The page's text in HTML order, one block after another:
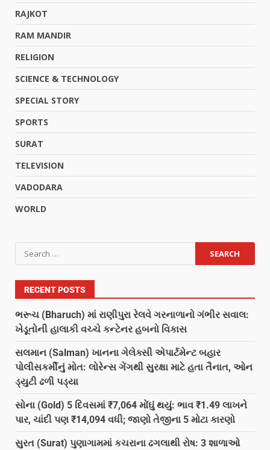
RAJKOT
RAM MANDIR
RELIGION
SCIENCE & TECHNOLOGY
SPECIAL STORY
SPORTS
SURAT
TELEVISION
VADODARA
WORLD
RECENT POSTS
ભરૂચ (Bharuch) માં રાણીપુરા રેલવે ગરનાળાનો ગંભીર સવાલ:
ખેડૂતોની હાલાકી વચ્ચે કન્ટેનર હબનો વિકાસ
સલમાન (Salman) ખાનના ગેલેક્સી એપાર્ટમેન્ટ બહાર
પોલીસકર્મીનું મોત: લોરેન્સ ગેંગથી સુરક્ષા માટે હતા તૈનાત, ઓન
ડ્યુટી ઢળી પડ્યા
સોના (Gold) 5 દિવસમાં ₹7,064 મોંઘું થયું: ભાવ ₹1.49 લાખને
પાર, ચાંદી પણ ₹14,094 વધી; જાણો તેજીના 5 મોટા કારણો
સુરત (Surat) પુણાગામમાં કચરાના ઢગલાથી રોષ: 3 શાળાઓ